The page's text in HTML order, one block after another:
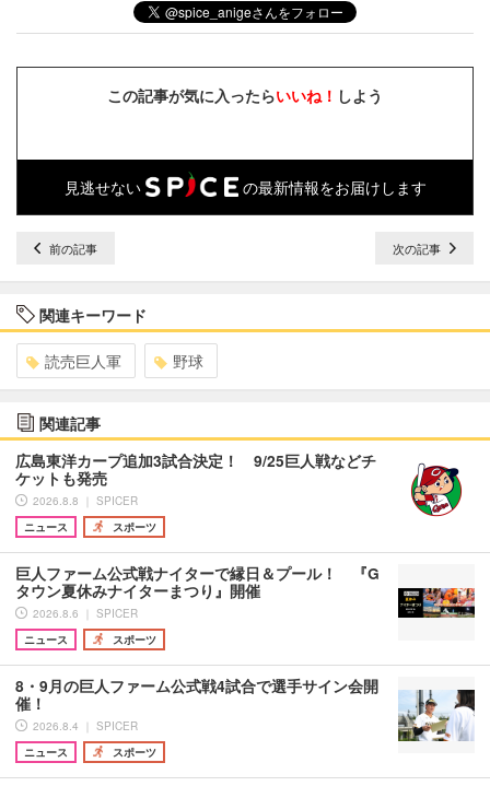
この記事が気に入ったらいいね！ しよう
見逃せない の最新情報をお届けします
前の記事 次の記事
関連キーワード
読売巨人軍 野球
関連記事
広島東洋カープ追加3試合決定！ 9/25巨人戦などチ
ケットも発売
2026.8.8 ｜ SPICER
ニュース
スポーツ
巨人ファーム公式戦ナイターで縁日＆プール！ 『G
タウン夏休みナイターまつり』開催
2026.8.6 ｜ SPICER
ニュース
スポーツ
8・9月の巨人ファーム公式戦4試合で選手サイン会開
催！
2026.8.4 ｜ SPICER
ニュース
スポーツ